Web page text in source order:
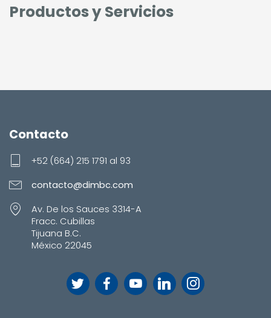
Productos y Servicios
Contacto
+52 (664) 215 1791 al 93
contacto@dimbc.com
Av. De los Sauces 3314-A
Fracc. Cubillas
Tijuana B.C.
México 22045